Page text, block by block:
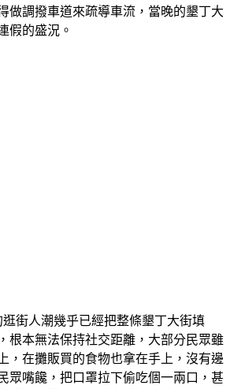
做調撥車道來疏導車流，當晚的墾丁大
假的盛況。
街人潮幾乎已經把整條墾丁大街填
根本無法保持社交距離，大部分民眾雖
，在攤販買的食物也拿在手上，沒有邊
眾嘴饞，把口罩拉下偷吃個一兩口，甚